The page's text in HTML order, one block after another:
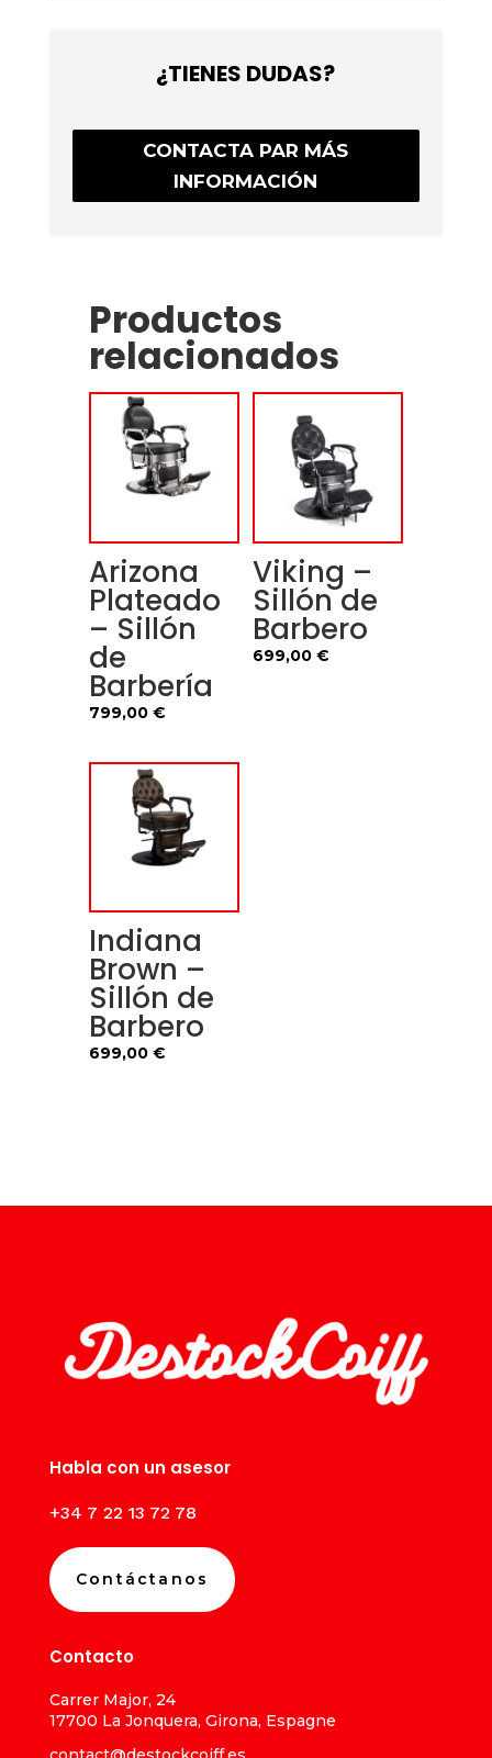
¿TIENES DUDAS?
CONTACTA PAR MÁS
INFORMACIÓN
Productos
relacionados
Arizona
Plateado
– Sillón
de
Barbería
799,00 €
Viking –
Sillón de
Barbero
699,00 €
Indiana
Brown –
Sillón de
Barbero
699,00 €
Habla con un asesor
+34 7 22 13 72 78
Contáctanos
Contacto
Carrer Major, 24
17700 La Jonquera, Girona, Espagne